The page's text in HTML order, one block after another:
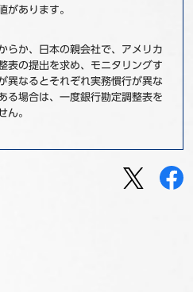
があります。
らか、日本の親会社で、アメリカ
表の提出を求め、モニタリングす
異なるとそれぞれ実務慣行が異な
る場合は、一度銀行勘定調整表を
ん。